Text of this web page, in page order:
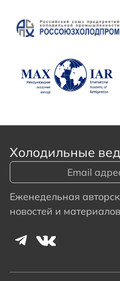
Холодильные
Еженедельная
новостей и